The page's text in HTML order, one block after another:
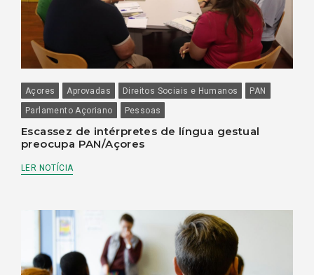
Açores Aprovadas Direitos Sociais e Humanos
PAN
Parlamento Açoriano
Pessoas
Escassez de intérpretes de língua gestual
preocupa PAN/Açores
LER NOTÍCIA